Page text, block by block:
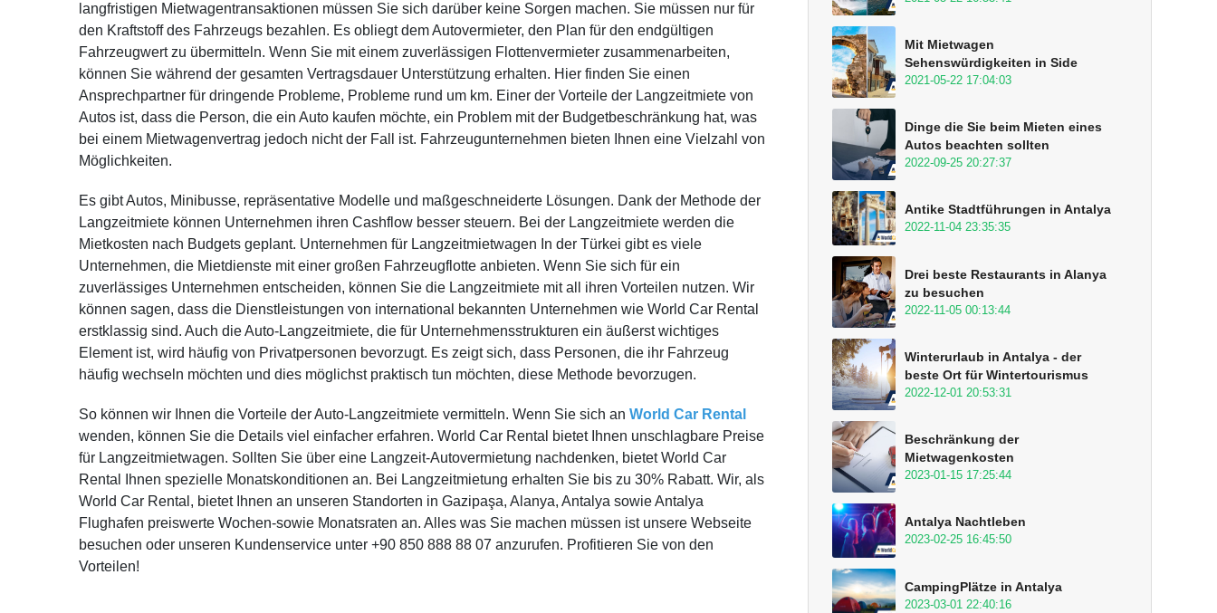
langfristigen Mietwagentransaktionen müssen Sie sich darüber keine Sorgen machen. Sie müssen nur für
den Kraftstoff des Fahrzeugs bezahlen. Es obliegt dem Autovermieter, den Plan für den endgültigen
Fahrzeugwert zu übermitteln. Wenn Sie mit einem zuverlässigen Flottenvermieter zusammenarbeiten,
können Sie während der gesamten Vertragsdauer Unterstützung erhalten. Hier finden Sie einen
Ansprechpartner für dringende Probleme, Probleme rund um km. Einer der Vorteile der Langzeitmiete von
Autos ist, dass die Person, die ein Auto kaufen möchte, ein Problem mit der Budgetbeschränkung hat, was
bei einem Mietwagenvertrag jedoch nicht der Fall ist. Fahrzeugunternehmen bieten Ihnen eine Vielzahl von
Möglichkeiten.
Es gibt Autos, Minibusse, repräsentative Modelle und maßgeschneiderte Lösungen. Dank der Methode der
Langzeitmiete können Unternehmen ihren Cashflow besser steuern. Bei der Langzeitmiete werden die
Mietkosten nach Budgets geplant. Unternehmen für Langzeitmietwagen In der Türkei gibt es viele
Unternehmen, die Mietdienste mit einer großen Fahrzeugflotte anbieten. Wenn Sie sich für ein
zuverlässiges Unternehmen entscheiden, können Sie die Langzeitmiete mit all ihren Vorteilen nutzen. Wir
können sagen, dass die Dienstleistungen von international bekannten Unternehmen wie World Car Rental
erstklassig sind. Auch die Auto-Langzeitmiete, die für Unternehmensstrukturen ein äußerst wichtiges
Element ist, wird häufig von Privatpersonen bevorzugt. Es zeigt sich, dass Personen, die ihr Fahrzeug
häufig wechseln möchten und dies möglichst praktisch tun möchten, diese Methode bevorzugen.
So können wir Ihnen die Vorteile der Auto-Langzeitmiete vermitteln. Wenn Sie sich an World Car Rental
wenden, können Sie die Details viel einfacher erfahren. World Car Rental bietet Ihnen unschlagbare Preise
für Langzeitmietwagen. Sollten Sie über eine Langzeit-Autovermietung nachdenken, bietet World Car
Rental Ihnen spezielle Monatskonditionen an. Bei Langzeitmietung erhalten Sie bis zu 30% Rabatt. Wir, als
World Car Rental, bietet Ihnen an unseren Standorten in Gazipaşa, Alanya, Antalya sowie Antalya
Flughafen preiswerte Wochen-sowie Monatsraten an. Alles was Sie machen müssen ist unsere Webseite
besuchen oder unseren Kundenservice unter +90 850 888 88 07 anzurufen. Profitieren Sie von den
Vorteilen!
Mit Mietwagen
Sehenswürdigkeiten in Side
2021-05-22 17:04:03
Dinge die Sie beim Mieten eines
Autos beachten sollten
2022-09-25 20:27:37
Antike Stadtführungen in Antalya
2022-11-04 23:35:35
Drei beste Restaurants in Alanya
zu besuchen
2022-11-05 00:13:44
Winterurlaub in Antalya - der
beste Ort für Wintertourismus
2022-12-01 20:53:31
Beschränkung der
Mietwagenkosten
2023-01-15 17:25:44
Antalya Nachtleben
2023-02-25 16:45:50
CampingPlätze in Antalya
2023-03-01 22:40:16